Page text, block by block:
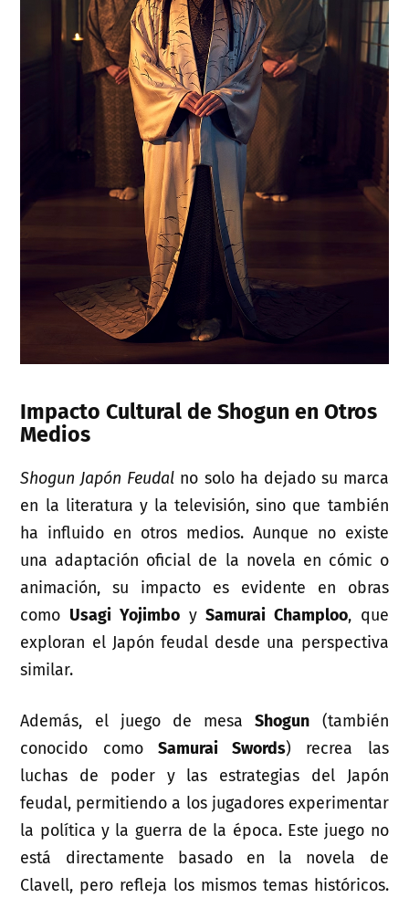
Impacto Cultural de Shogun en Otros
Medios
Shogun Japón Feudal no solo ha dejado su marca
en la literatura y la televisión, sino que también
ha influido en otros medios. Aunque no existe
una adaptación oficial de la novela en cómic o
animación, su impacto es evidente en obras
como Usagi YojimboySamurai Champloo, que
exploran el Japón feudal desde una perspectiva
similar.
Además, el juego de mesaShogun (también
conocido como Samurai Swords) recrea las
luchas de poder y las estrategias del Japón
feudal, permitiendo a los jugadores experimentar
la política y la guerra de la época. Este juego no
está directamente basado en la novela de
Clavell, pero refleja los mismos temas históricos.